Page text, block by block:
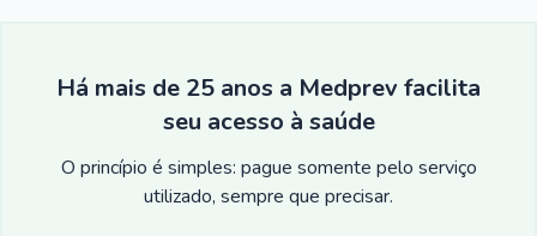
Há mais de 25 anos a Medprev facilita
seu acesso à saúde
O princípio é simples: pague somente pelo serviço
utilizado, sempre que precisar.